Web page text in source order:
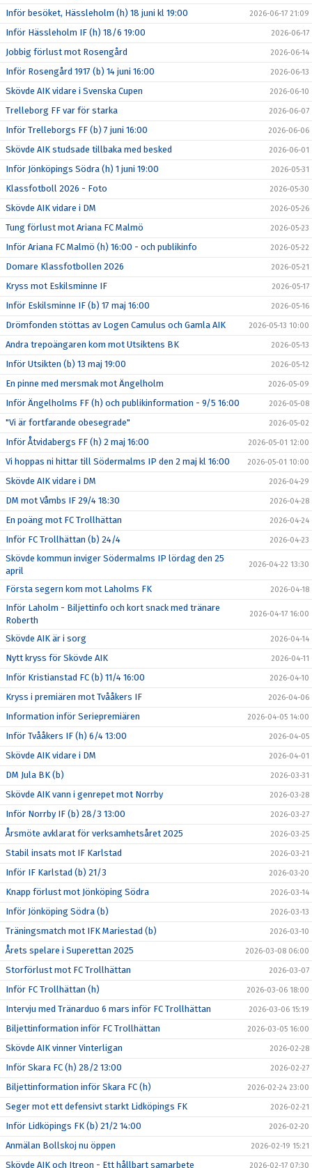
Inför besöket, Hässleholm (h) 18 juni kl 19:00 2026-06-17 21:09
Inför Hässleholm IF (h) 18/6 19:00 2026-06-17
Jobbig förlust mot Rosengård 2026-06-14
Inför Rosengård 1917 (b) 14 juni 16:00 2026-06-13
Skövde AIK vidare i Svenska Cupen 2026-06-10
Trelleborg FF var för starka 2026-06-07
Inför Trelleborgs FF (b) 7 juni 16:00 2026-06-06
Skövde AIK studsade tillbaka med besked 2026-06-01
Inför Jönköpings Södra (h) 1 juni 19:00 2026-05-31
Klassfotboll 2026 - Foto 2026-05-30
Skövde AIK vidare i DM 2026-05-26
Tung förlust mot Ariana FC Malmö 2026-05-23
Inför Ariana FC Malmö (h) 16:00 - och publikinfo 2026-05-22
Domare Klassfotbollen 2026 2026-05-21
Kryss mot Eskilsminne IF 2026-05-17
Inför Eskilsminne IF (b) 17 maj 16:00 2026-05-16
Drömfonden stöttas av Logen Camulus och Gamla AIK 2026-05-13 10:00
Andra trepoängaren kom mot Utsiktens BK 2026-05-13
Inför Utsikten (b) 13 maj 19:00 2026-05-12
En pinne med mersmak mot Ängelholm 2026-05-09
Inför Ängelholms FF (h) och publikinformation - 9/5 16:00 2026-05-08
"Vi är fortfarande obesegrade" 2026-05-02
Inför Åtvidabergs FF (h) 2 maj 16:00 2026-05-01 12:00
Vi hoppas ni hittar till Södermalms IP den 2 maj kl 16:00 2026-05-01 10:00
Skövde AIK vidare i DM 2026-04-29
DM mot Våmbs IF 29/4 18:30 2026-04-28
En poäng mot FC Trollhättan 2026-04-24
Inför FC Trollhättan (b) 24/4 2026-04-23
Skövde kommun inviger Södermalms IP lördag den 25
april
2026-04-22 13:30
Första segern kom mot Laholms FK 2026-04-18
Inför Laholm - Biljettinfo och kort snack med tränare
Roberth
2026-04-17 16:00
Skövde AIK är i sorg 2026-04-14
Nytt kryss för Skövde AIK 2026-04-11
Inför Kristianstad FC (b) 11/4 16:00 2026-04-10
Kryss i premiären mot Tvååkers IF 2026-04-06
Information inför Seriepremiären 2026-04-05 14:00
Inför Tvååkers IF (h) 6/4 13:00 2026-04-05
Skövde AIK vidare i DM 2026-04-01
DM Jula BK (b) 2026-03-31
Skövde AIK vann i genrepet mot Norrby 2026-03-28
Inför Norrby IF (b) 28/3 13:00 2026-03-27
Årsmöte avklarat för verksamhetsåret 2025 2026-03-25
Stabil insats mot IF Karlstad 2026-03-21
Inför IF Karlstad (b) 21/3 2026-03-20
Knapp förlust mot Jönköping Södra 2026-03-14
Inför Jönköping Södra (b) 2026-03-13
Träningsmatch mot IFK Mariestad (b) 2026-03-10
Årets spelare i Superettan 2025 2026-03-08 06:00
Storförlust mot FC Trollhättan 2026-03-07
Inför FC Trollhättan (h) 2026-03-06 18:00
Intervju med Tränarduo 6 mars inför FC Trollhättan 2026-03-06 15:19
Biljettinformation inför FC Trollhättan 2026-03-05 16:00
Skövde AIK vinner Vinterligan 2026-02-28
Inför Skara FC (h) 28/2 13:00 2026-02-27
Biljettinformation inför Skara FC (h) 2026-02-24 23:00
Seger mot ett defensivt starkt Lidköpings FK 2026-02-21
Inför Lidköpings FK (b) 21/2 14:00 2026-02-20
Anmälan Bollskoj nu öppen 2026-02-19 15:21
Skövde AIK och Itreon - Ett hållbart samarbete 2026-02-17 07:30